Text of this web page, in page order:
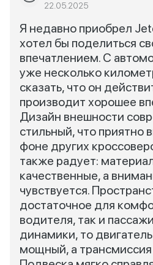
22.05.2025
Я недавно приобрел
хотел бы поделиться
впечатлением. С
уже несколько
сказать, что он
производит хорошее
Дизайн внешности
стильный, что приятно
фоне других
также радует:
качественные, а
чувствуется.
достаточное для
водителя, так и
динамики, то
мощный, а трансмиссия